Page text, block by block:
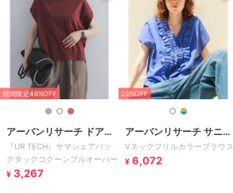
期間限定46%OFF
アーバンリサーチ ドアー
ズ
『UR TECH』サマシェアバッ
クタックコクーンプルオーバー
¥ 3,267
20%OFF
アーバンリサーチ サニー
レーベル
Vネックフリルカラーブラウス
¥ 6,072